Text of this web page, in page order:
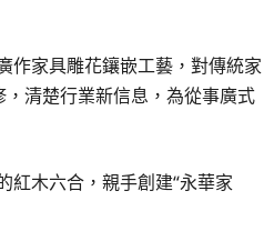
作家具雕花鑲嵌工藝，對傳統家
清楚行業新信息，為從事廣式
紅木六合，親手創建“永華家